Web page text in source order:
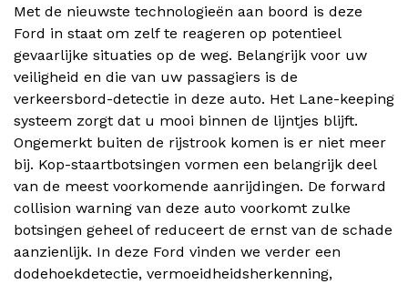
Met de nieuwste technologieën aan boord is deze
Ford in staat om zelf te reageren op potentieel
gevaarlijke situaties op de weg. Belangrijk voor uw
veiligheid en die van uw passagiers is de
verkeersbord-detectie in deze auto. Het Lane-keeping
systeem zorgt dat u mooi binnen de lijntjes blijft.
Ongemerkt buiten de rijstrook komen is er niet meer
bij. Kop-staartbotsingen vormen een belangrijk deel
van de meest voorkomende aanrijdingen. De forward
collision warning van deze auto voorkomt zulke
botsingen geheel of reduceert de ernst van de schade
aanzienlijk. In deze Ford vinden we verder een
dodehoekdetectie, vermoeidheidsherkenning,